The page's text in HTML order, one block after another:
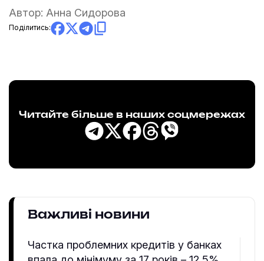
Автор: Анна Сидорова
Поділитись:
Читайте більше в наших соцмережах
Важливі новини
Частка проблемних кредитів у банках